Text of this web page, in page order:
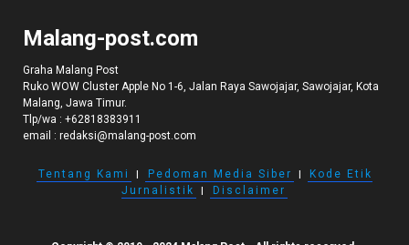
Malang-post.com
Graha Malang Post
Ruko WOW Cluster Apple No 1-6, Jalan Raya Sawojajar, Sawojajar, Kota
Malang, Jawa Timur.
Tlp/wa : +62818383911
email : redaksi@malang-post.com
Tentang Kami I Pedoman Media Siber I
Kode Etik
Jurnalistik
I Disclaimer